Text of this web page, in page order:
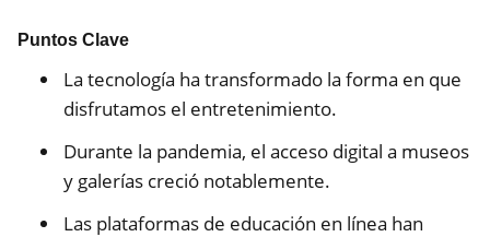
Puntos Clave
La tecnología ha transformado la forma en que
disfrutamos el entretenimiento.
Durante la pandemia, el acceso digital a museos
y galerías creció notablemente.
Las plataformas de educación en línea han